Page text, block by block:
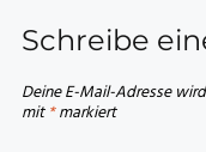
Schreibe
Deine E-Mail-Adresse
mit*markiert